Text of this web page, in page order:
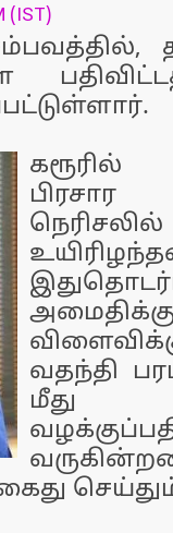
கரூரில்
வதந்தி
மீது